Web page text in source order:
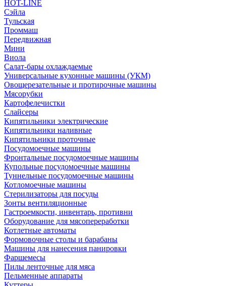
HOT-LINE
Сэйла
Тульская
Проммаш
Передвижная
Мини
Виола
Салат-бары охлаждаемые
Универсальные кухонные машины (УКМ)
Овощерезательные и протирочные машины
Мясорубки
Картофелечистки
Слайсеры
Кипятильники электрические
Кипятильники наливные
Кипятильники проточные
Посудомоечные машины
Фронтальные посудомоечные машины
Купольные посудомоечные машины
Туннельные посудомоечные машины
Котломоечные машины
Стерилизаторы для посуды
Зонты вентиляционные
Гастроемкости, инвентарь, противни
Оборудование для мясопереработки
Котлетные автоматы
Формовочные столы и барабаны
Машины для нанесения панировки
Фаршемесы
Пилы ленточные для мяса
Пельменные аппараты